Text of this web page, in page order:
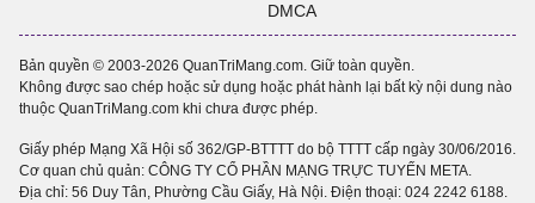
DMCA
Bản quyền © 2003-2026 QuanTriMang.com. Giữ toàn quyền.
Không được sao chép hoặc sử dụng hoặc phát hành lại bất kỳ nội dung nào
thuộc QuanTriMang.com khi chưa được phép.
Giấy phép Mạng Xã Hội số 362/GP-BTTTT do bộ TTTT cấp ngày 30/06/2016.
Cơ quan chủ quản: CÔNG TY CỔ PHẦN MẠNG TRỰC TUYẾN META.
Địa chỉ: 56 Duy Tân, Phường Cầu Giấy, Hà Nội. Điện thoại: 024 2242 6188.